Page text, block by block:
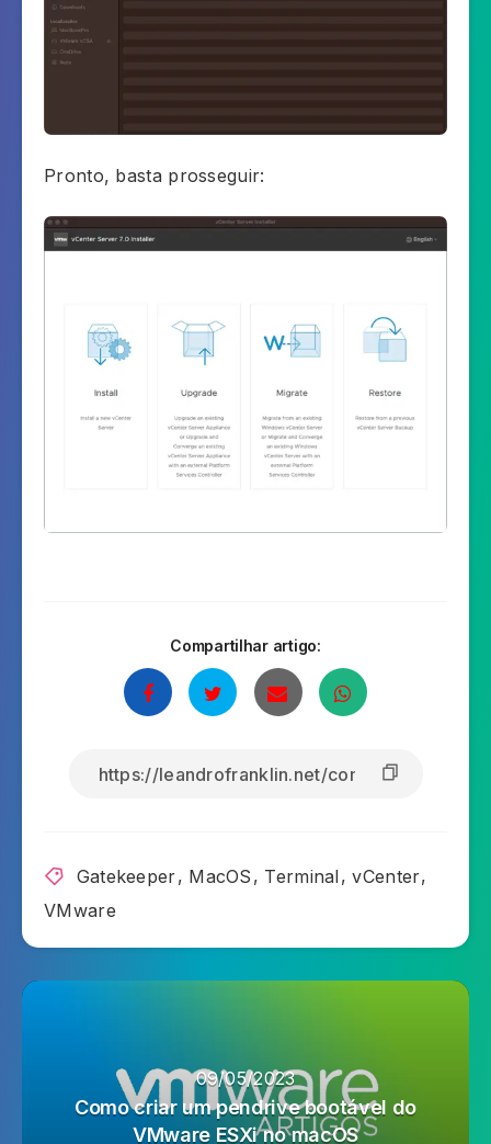
Pronto, basta prosseguir:
Compartilhar artigo:
Gatekeeper, MacOS , Terminal,vCenter,
VMware
09/05/2023
Como criar um pendrive bootável do
VMware ESXi no macOS